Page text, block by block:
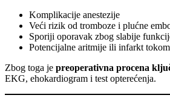
Komplikacije anestezije
Veći rizik od tromboze i plućne
Sporiji oporavak zbog slabije
Potencijalne aritmije ili infarkt
Zbog toga je preoperativna procena
EKG, ehokardiogram i test opterećenja.